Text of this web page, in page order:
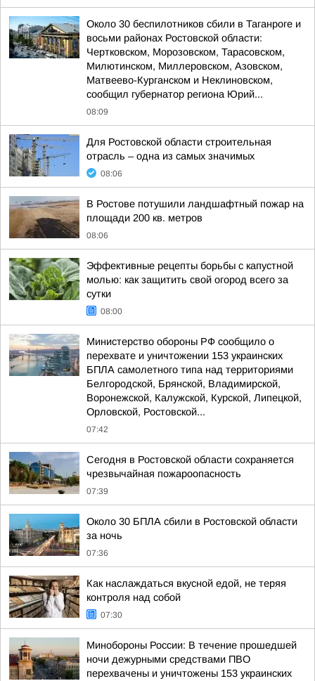
Около 30 беспилотников сбили в Таганроге и
восьми районах Ростовской области:
Чертковском, Морозовском, Тарасовском,
Милютинском, Миллеровском, Азовском,
Матвеево-Курганском и Неклиновском,
сообщил губернатор региона Юрий...
08:09
Для Ростовской области строительная
отрасль – одна из самых значимых
08:06
В Ростове потушили ландшафтный пожар на
площади 200 кв. метров
08:06
Эффективные рецепты борьбы с капустной
молью: как защитить свой огород всего за
сутки
08:00
Министерство обороны РФ сообщило о
перехвате и уничтожении 153 украинских
БПЛА самолетного типа над территориями
Белгородской, Брянской, Владимирской,
Воронежской, Калужской, Курской, Липецкой,
Орловской, Ростовской...
07:42
Сегодня в Ростовской области сохраняется
чрезвычайная пожароопасность
07:39
Около 30 БПЛА сбили в Ростовской области
за ночь
07:36
Как наслаждаться вкусной едой, не теряя
контроля над собой
07:30
Минобороны России: В течение прошедшей
ночи дежурными средствами ПВО
перехвачены и уничтожены 153 украинских